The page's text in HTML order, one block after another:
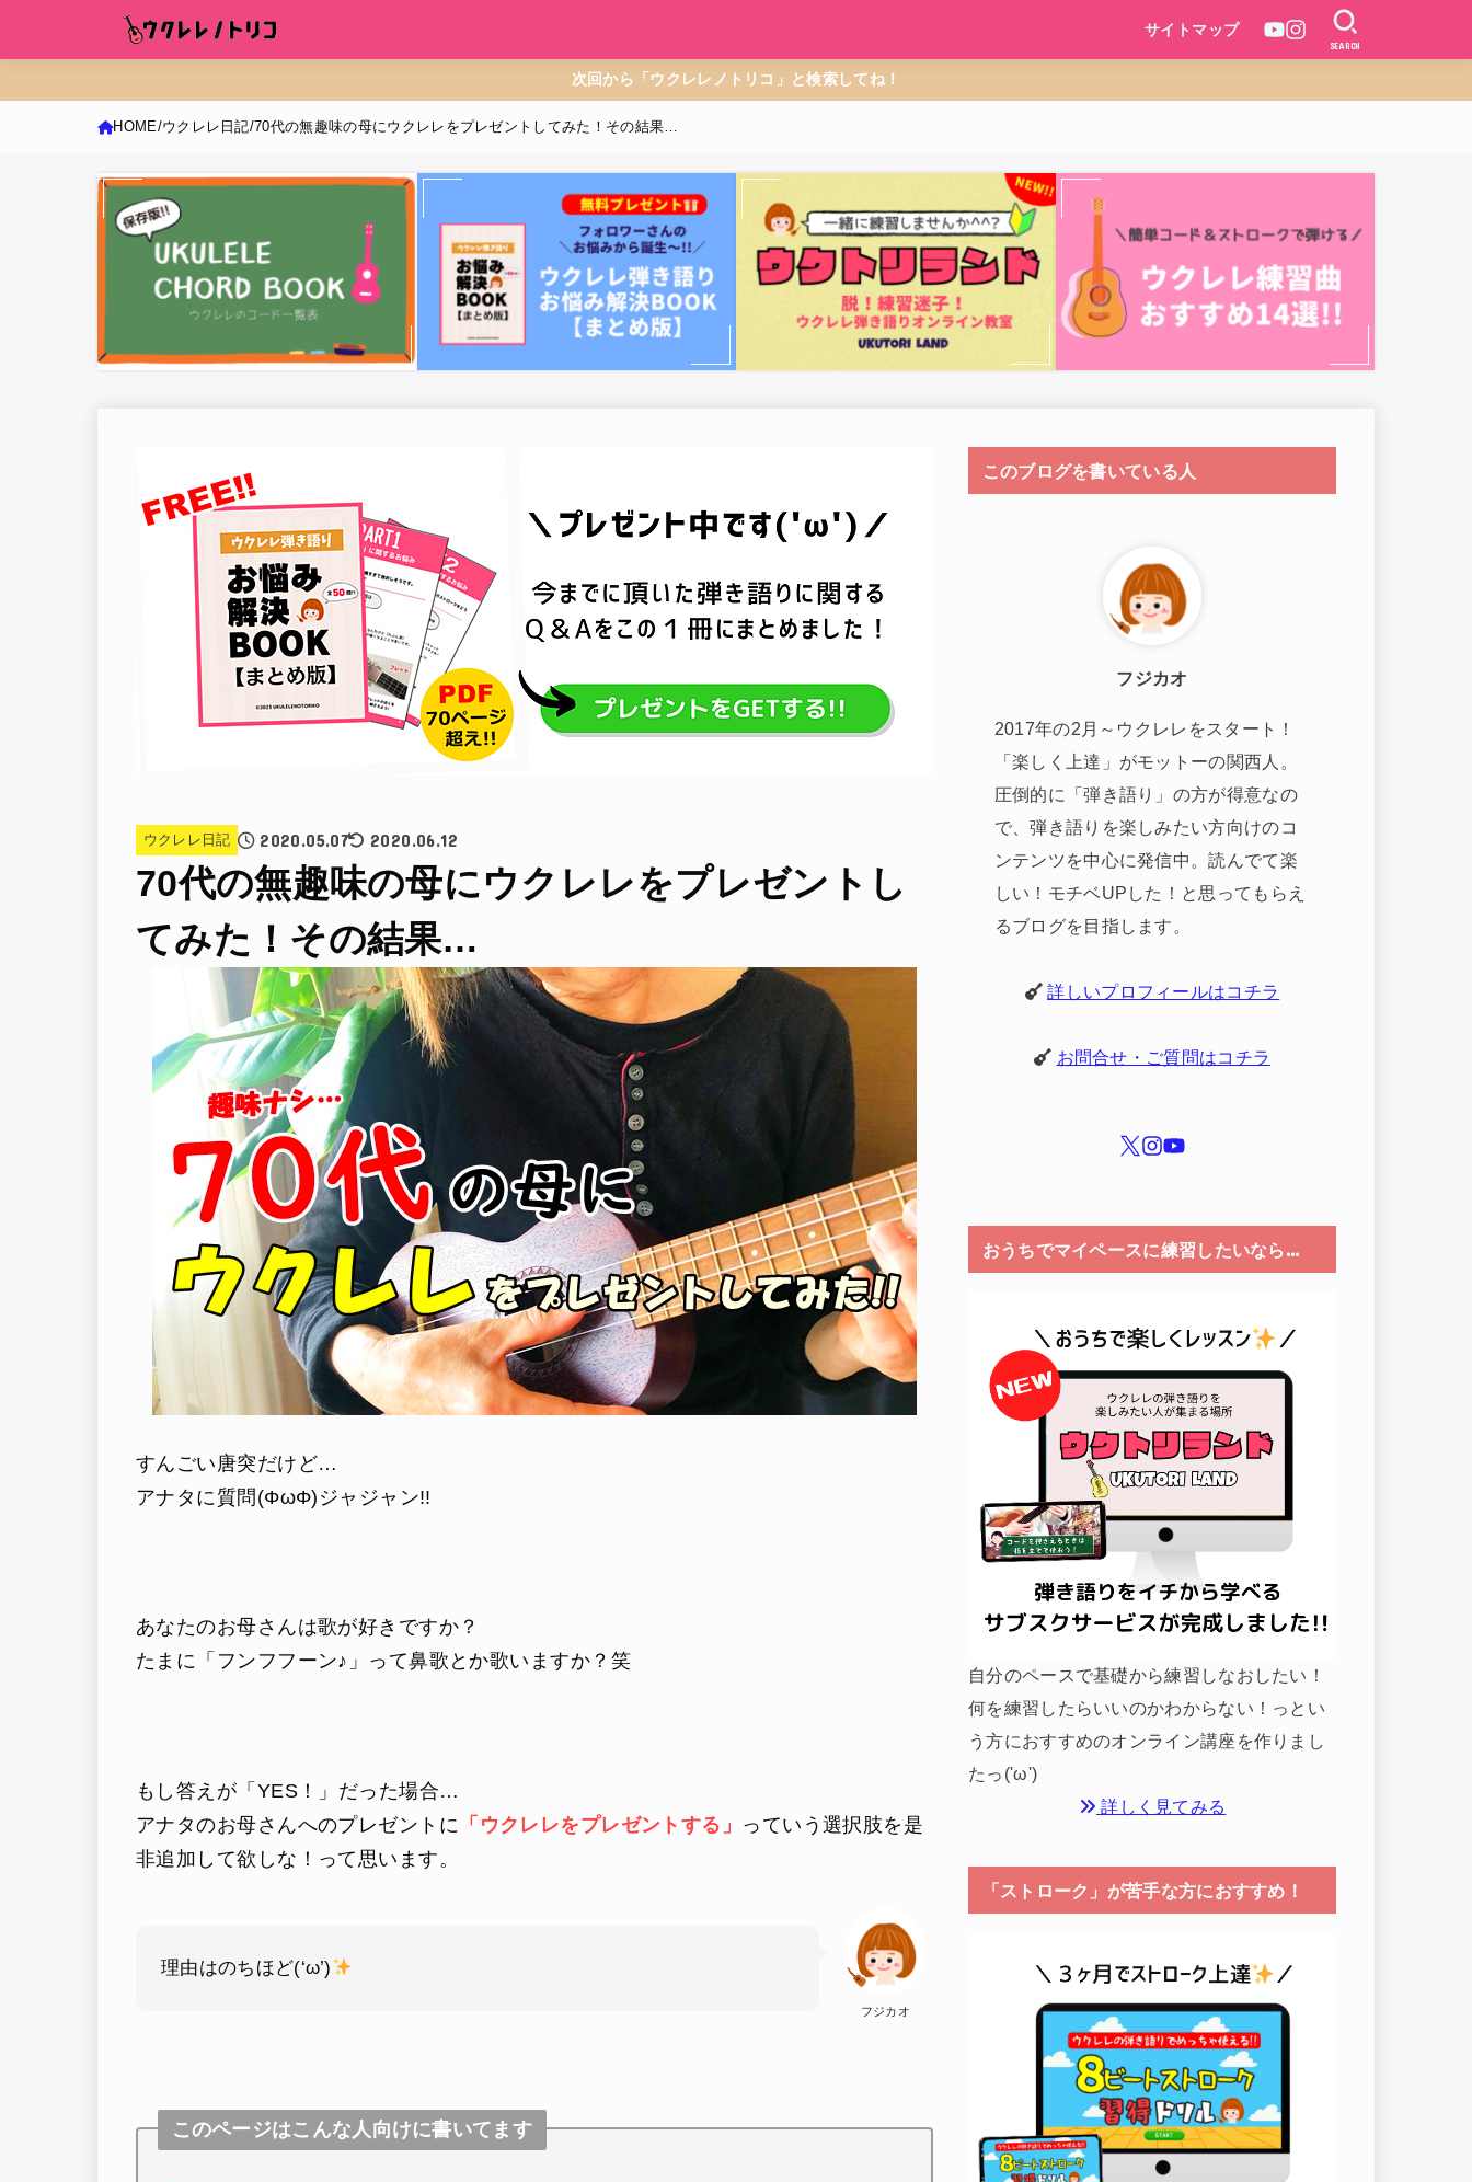
サイトマップ
SEARCH
次回から「ウクレレノトリコ」と検索してね！
HOME ウクレレ日記 70代の無趣味の母にウクレレをプレゼントしてみた！その結果…
ウクレレ日記 2020.05.07 2020.06.12
70代の無趣味の母にウクレレをプレゼントし
てみた！その結果…
すんごい唐突だけど…
アナタに質問(ΦωΦ)ジャジャン!!
あなたのお母さんは歌が好きですか？
たまに「フンフフーン♪」って鼻歌とか歌いますか？笑
もし答えが「YES！」だった場合…
アナタのお母さんへのプレゼントに 「ウクレレをプレゼントする」 っていう選択肢を是
非追加して欲しな！って思います。
フジカオ
理由はのちほど(‘ω’)
このページはこんな人向けに書いてます
このブログを書いている人
フジカオ
2017年の2月～ウクレレをスタート！
「楽しく上達」がモットーの関西人。
圧倒的に「弾き語り」の方が得意なの
で、弾き語りを楽しみたい方向けのコ
ンテンツを中心に発信中。読んでて楽
しい！モチベUPした！と思ってもらえ
るブログを目指します。
詳しいプロフィールはコチラ
お問合せ・ご質問はコチラ
おうちでマイペースに練習したいなら…
自分のペースで基礎から練習しなおしたい！
何を練習したらいいのかわからない！っとい
う方におすすめのオンライン講座を作りまし
たっ('ω')
詳しく見てみる
「ストローク」が苦手な方におすすめ！